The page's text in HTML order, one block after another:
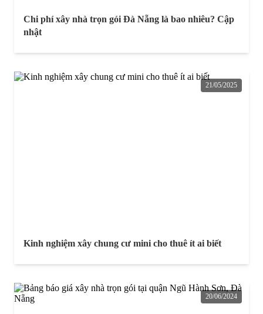
Chi phí xây nhà trọn gói Đà Nẵng là bao nhiêu? Cập
nhật
21/05/2025
Kinh nghiệm xây chung cư mini cho thuê ít ai biết
20/06/2024